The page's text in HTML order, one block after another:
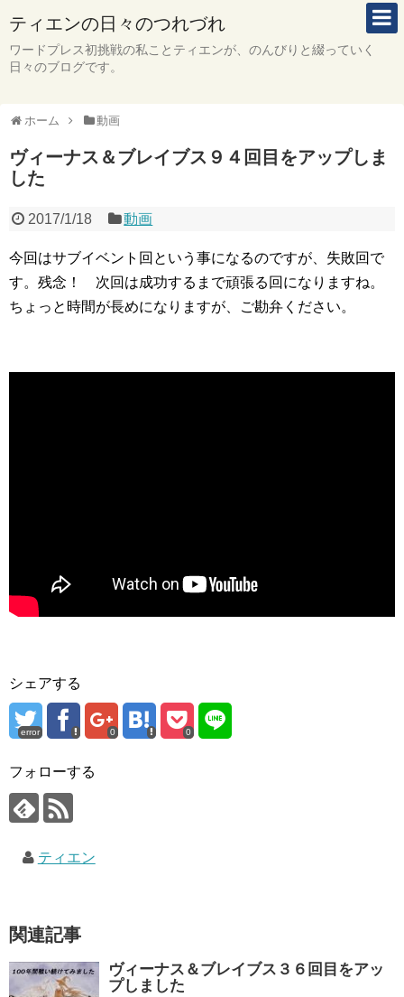
ティエンの日々のつれづれ
ワードプレス初挑戦の私ことティエンが、のんびりと綴っていく
日々のブログです。
ホーム 動画
ヴィーナス＆ブレイブス９４回目をアップしま
した
2017/1/18 動画
今回はサブイベント回という事になるのですが、失敗回で
す。残念！ 次回は成功するまで頑張る回になりますね。
ちょっと時間が長めになりますが、ご勘弁ください。
シェアする
error 0 0
フォローする
ティエン
関連記事
ヴィーナス＆ブレイブス３６回目をアッ
プしました